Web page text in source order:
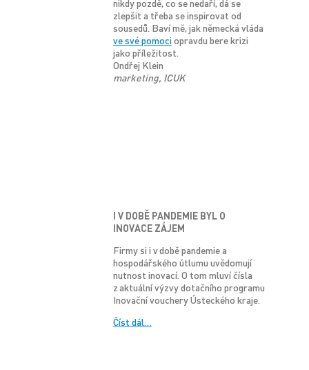
nikdy pozdě, co se nedaří, dá se
zlepšit a třeba se inspirovat od
sousedů. Baví mě, jak německá vláda
ve své pomociopravdu bere krizi
jako příležitost.
Ondřej Klein
marketing, ICUK
I V DOBĚ PANDEMIE BYL O
INOVACE ZÁJEM
Firmy si i v době pandemie a
hospodářského útlumu uvědomují
nutnost inovací. O tom mluví čísla
z aktuální výzvy dotačního programu
Inovační vouchery Ústeckého kraje.
Číst dál…